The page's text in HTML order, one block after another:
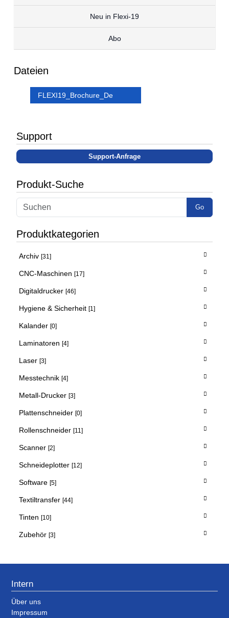
Neu in Flexi-19
Abo
Dateien
FLEXI19_Brochure_De
Support
Support-Anfrage
Produkt-Suche
Go
Produktkategorien
Archiv [31]
CNC-Maschinen [17]
Digitaldrucker [46]
Hygiene & Sicherheit [1]
Kalander [0]
Laminatoren [4]
Laser [3]
Messtechnik [4]
Metall-Drucker [3]
Plattenschneider [0]
Rollenschneider [11]
Scanner [2]
Schneideplotter [12]
Software [5]
Textiltransfer [44]
Tinten [10]
Zubehör [3]
Intern
Über uns
Impressum